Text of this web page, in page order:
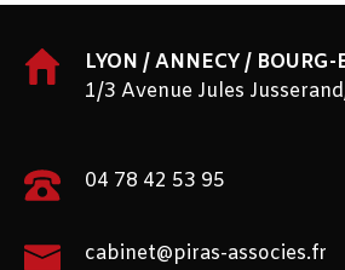
LYON / ANNECY / BOURG-
1/3 Avenue Jules
04 78 42 53 95
cabinet@piras-associes.fr